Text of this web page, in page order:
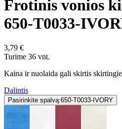
Frotinis vonios
650-T0033-
3,79 €
Turime 36 vnt.
Kaina ir nuolaida gali skirtis
Dalintis
Pasirinkite spalvą:650-T0033-IVORY